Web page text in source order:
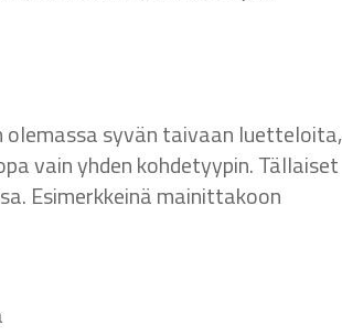
olemassa syvän taivaan luetteloita,
vain yhden kohdetyypin. Tällaiset
Esimerkkeinä mainittakoon